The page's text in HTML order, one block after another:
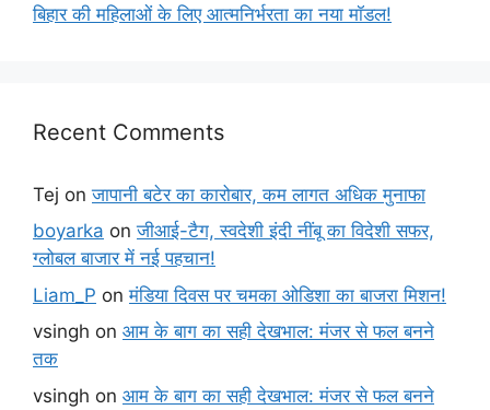
बिहार की महिलाओं के लिए आत्मनिर्भरता का नया मॉडल!
Recent Comments
Tej onजापानी बटेर का कारोबार, कम लागत अधिक मुनाफा
boyarka onजीआई-टैग, स्वदेशी इंदी नींबू का विदेशी सफर,
ग्लोबल बाजार में नई पहचान!
Liam_P onमंडिया दिवस पर चमका ओडिशा का बाजरा मिशन!
vsingh on आम के बाग का सही देखभाल: मंजर से फल बनने
तक
vsingh on आम के बाग का सही देखभाल: मंजर से फल बनने